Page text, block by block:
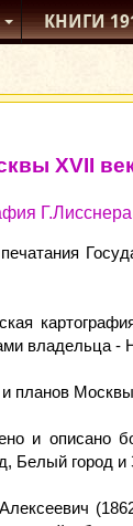
КНИГИ
XVII
владельца -
планов
и описано
Белый город и